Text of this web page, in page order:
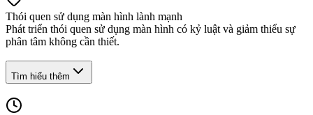
Thói quen sử dụng màn hình lành mạnh
Phát triển thói quen sử dụng màn hình có kỷ luật và giảm thiểu sự
phân tâm không cần thiết.
Tìm hiểu thêm